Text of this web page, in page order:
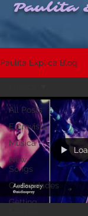
Paulita
Paulita Explica Blog
All Posts
Entrevista
Música
New
Songs
Curiosidades
Getting